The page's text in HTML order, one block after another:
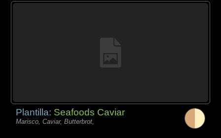
Plantilla: Seafoods Caviar
Marisco, Caviar, Butterbrot,